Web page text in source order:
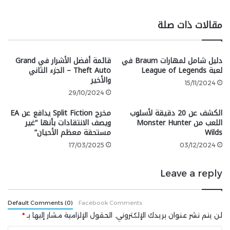
بذلك بنفس السحر والاهتمام بالتفاصيل مثلKingdom
Rush. تعتبر واحدة من أفضل ألعاب الدفاع عن الأبراج بفضل
تصميمها الرائع، ورسوماتها الجميلة، وآليات اللعب المتقنة.
Pokémon GO
مقالات ذات صلة
دليل شامل لمهارات Braum في
لعبة League of Legends
15/11/2024
قائمة أفضل الأشرار في Grand
Theft Auto – الجزء الثاني
والأخير
29/10/2024
الكشف عن 20 دقيقة لأسلوب
اللعب من Monster Hunter
Wilds
03/12/2024
مخرج Split Fiction يدافع عن EA
ويصف الانتقادات بأنها “غير
مستحقة معظم الأحيان”
17/03/2025
Leave a reply
Default Comments (0) Facebook Comments
لن يتم نشر عنوان بريدك الإلكتروني. الحقول الإلزامية مشار إليها بـ *